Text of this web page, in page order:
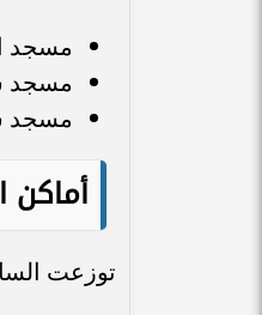
مسجد
مسجد
مسجد
أماكن
توزعت